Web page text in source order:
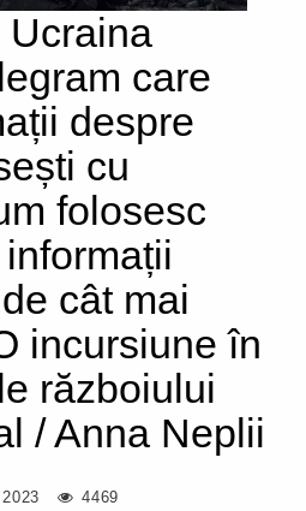
Ucraina
care
despre
cu
folosesc
cât mai
incursiune în
războiului
/ Anna Neplii
4469